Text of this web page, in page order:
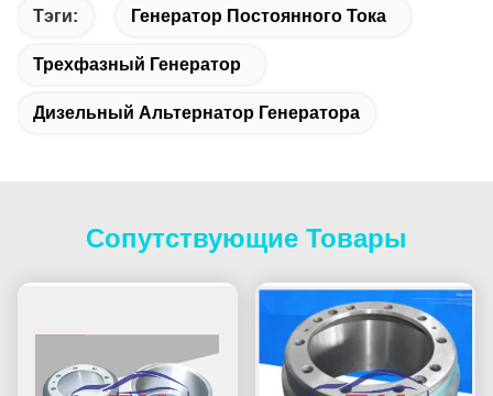
Тэги: Генератор Постоянного Тока
Трехфазный Генератор
Дизельный Альтернатор Генератора
Сопутствующие Товары